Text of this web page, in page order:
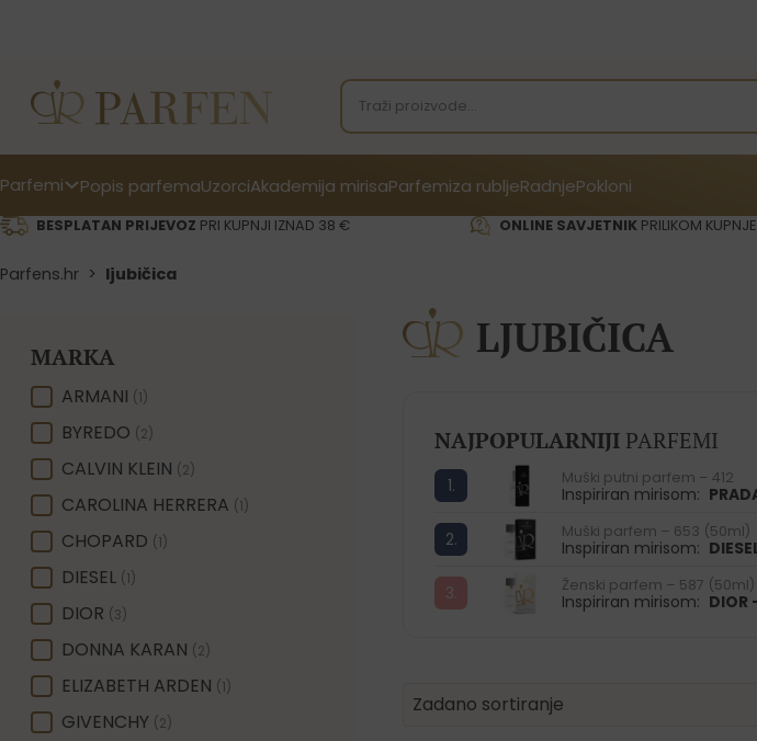
Parfemi Popis parfemaUzorciAkademija mirisaParfemiza rubljeRadnjePokloni
BESPLATAN PRIJEVOZ PRI KUPNJI IZNAD 38 € ONLINE SAVJETNIKPRILIKOM KUPNJE
Parfens.hr > ljubičica
MARKA
MARKA
ARMANI (1)
BYREDO (2)
CALVIN KLEIN (2)
CAROLINA HERRERA (1)
CHOPARD (1)
DIESEL (1)
DIOR (3)
DONNA KARAN (2)
ELIZABETH ARDEN (1)
GIVENCHY (2)
LJUBIČICA
NAJPOPULARNIJIPARFEMI
Muški putni parfem – 412
Inspiriran mirisom:
Muški parfem – 653 (50ml)
Inspiriran mirisom:
Ženski parfem – 587 (50ml)
Inspiriran mirisom: DIOR
Product | Sorting
Sort content
Zadano sortiranje
Sort content